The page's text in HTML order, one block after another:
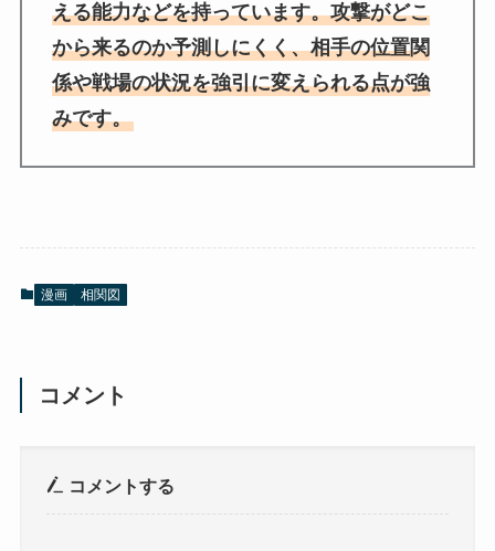
える能力などを持っています。攻撃がどこ
から来るのか予測しにくく、相手の位置関
係や戦場の状況を強引に変えられる点が強
みです。
漫画 相関図
コメント
コメントする